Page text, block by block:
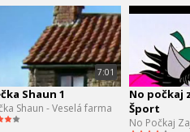
7:01
Shaun 1
Shaun - Veselá farma
No počkaj
Šport
No Počkaj